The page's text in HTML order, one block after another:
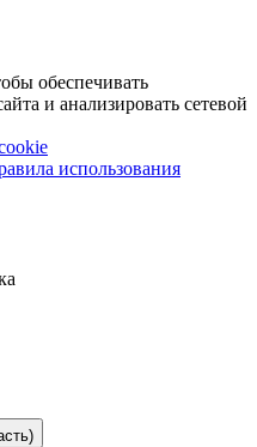
обеспечивать
и анализировать сетевой
использования